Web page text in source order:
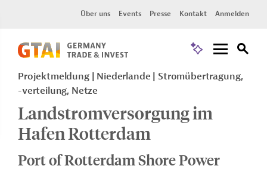
Über uns Events Presse Kontakt Anmelden
Projektmeldung Niederlande
Stromübertragung,
-verteilung, Netze
Landstromversorgung im
Hafen Rotterdam
Port of Rotterdam Shore Power